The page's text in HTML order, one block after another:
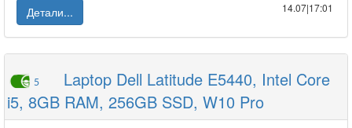
Детали...
14.07|17:01
5
Laptop Dell Latitude E5440, Intel Core
i5, 8GB RAM, 256GB SSD, W10 Pro